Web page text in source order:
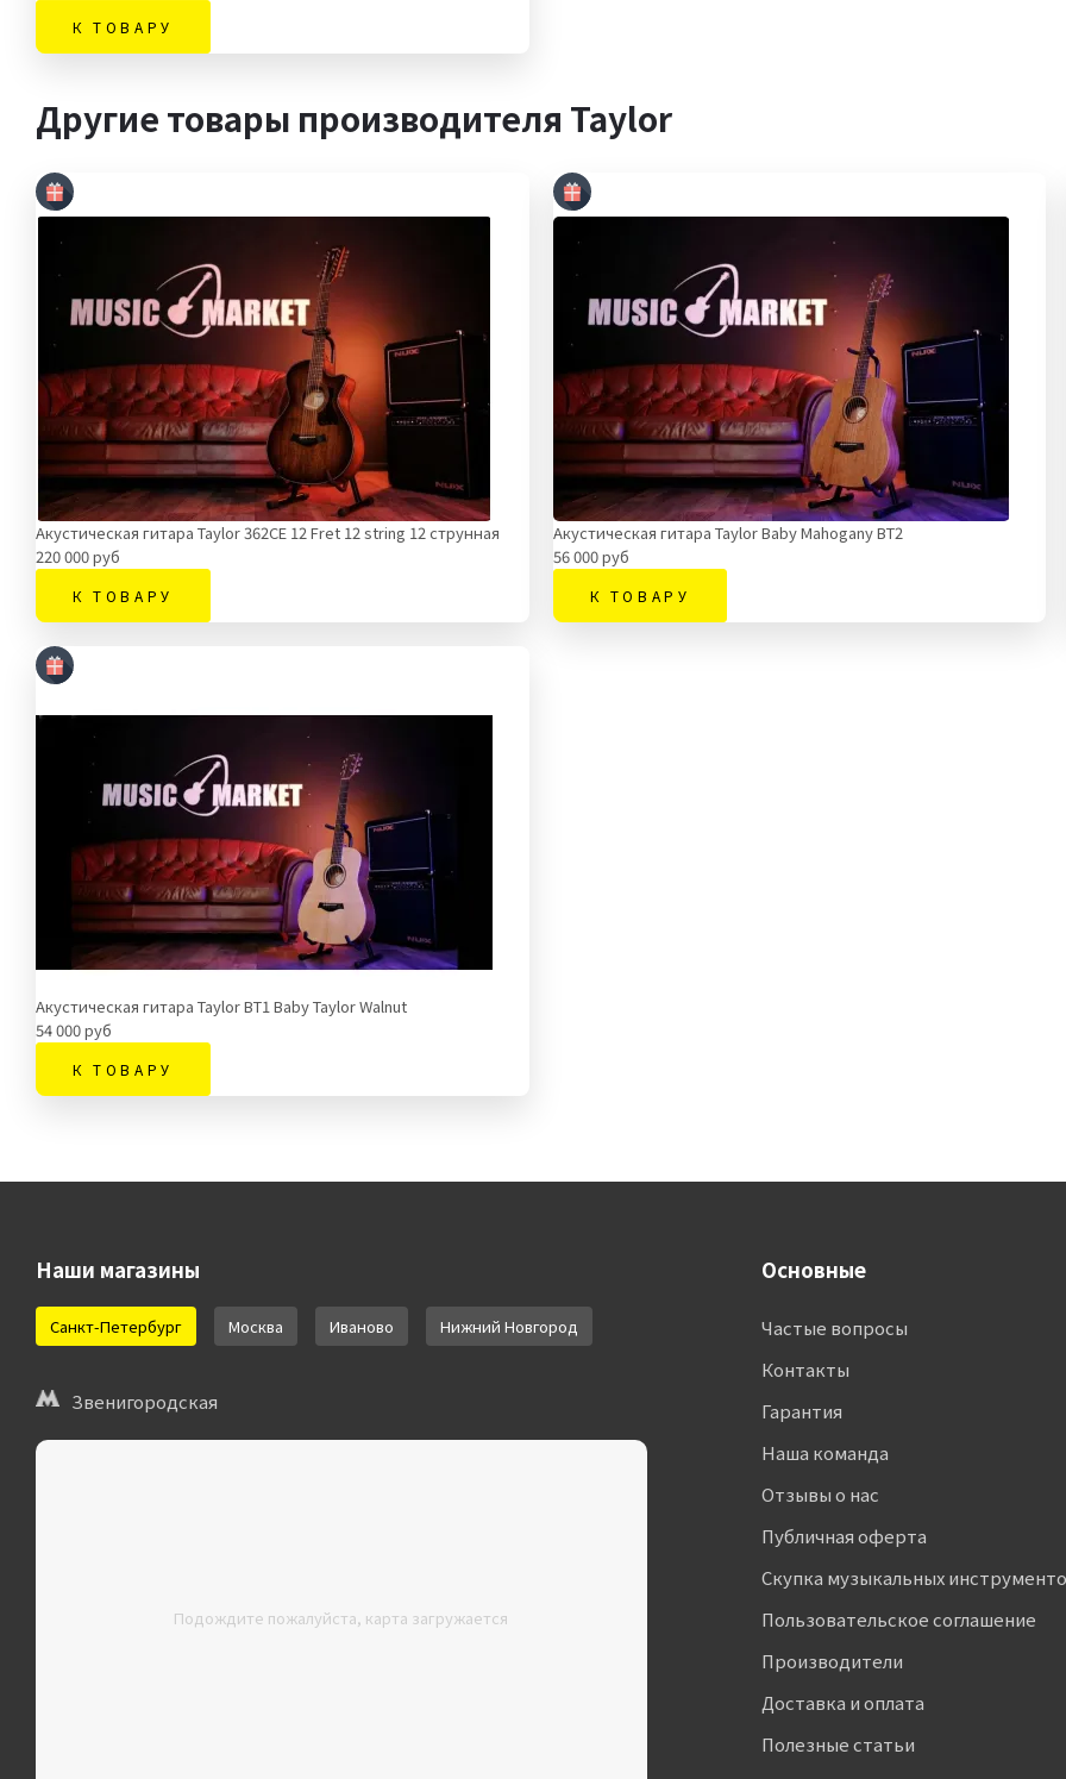
К ТОВАРУ
Другие товары производителя Taylor
Акустическая гитара Taylor 362CE 12 Fret 12 string 12 струнная
220 000 руб
К ТОВАРУ
Акустическая гитара Taylor Baby Mahogany BT2
56 000 руб
К ТОВАРУ
Акустическая гитара Taylor BT1 Baby Taylor Walnut
54 000 руб
К ТОВАРУ
Наши магазины
Санкт-Петербург Москва Иваново Нижний Новгород
Звенигородская
Подождите пожалуйста, карта загружается
Основные
Частые вопросы
Контакты
Гарантия
Наша команда
Отзывы о нас
Публичная оферта
Скупка музыкальных
Пользовательское соглашение
Производители
Доставка и оплата
Полезные статьи